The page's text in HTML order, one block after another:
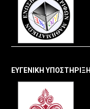
ΕΥΓΕΝΙΚΗ ΥΠΟΣΤΗΡΙΞΗ